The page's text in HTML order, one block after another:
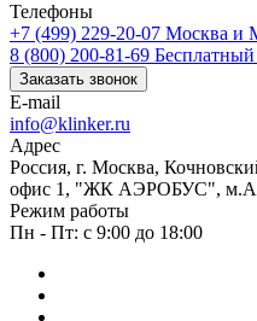
Телефоны
+7 (499) 229-20-07 Москва и
8 (800) 200-81-69
Заказать звонок
E-mail
info@klinker.ru
Адрес
Россия, г. Москва,
офис 1, "ЖК АЭРОБУС",
Режим работы
Пн - Пт: с 9:00 до 18:00